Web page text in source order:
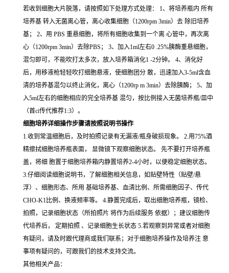
若收到细胞大片脱落，请按照如下处理方式处理： 1、将培养瓶内 所有
培养基 转入无菌离心管，离心收集细胞（1200rpm 3min）去 除旧培养
基； 2、用 PBS 重悬细胞，将所有细胞收集到一个离 心管中，再次离
心（1200rpm 3min）去除PBS； 3、加入1ml左右0 .25%胰酶重悬细胞，
混匀即可，不能吹打太多次，放入培养箱消化1 -2分钟。 4、消化好
后，用移液枪轻轻吹打细胞悬液，使细胞团分 散，迅速加入3-5ml含血
清的培养基混匀以终止消化，离心（1200rp m 3min）去除胰酶； 5、加
入5ml左右的细胞相应的完全培养基 混匀，按比例接入无菌培养瓶/皿中
（首ci传代推荐1:3）。
细胞培养详细操作步骤请按照说明书操作
1.收到常温细胞后，及时拍照记录有无漏液/瓶身破损现象。 2.用75%酒
精擦拭细胞培养瓶表面， 显微镜下观察细胞状态。 先不要打开培养瓶
盖，将细 胞置于细胞培养箱内静置培养2-4小时，以便稳定细胞状态。
3.仔细阅读细胞说明书，了解细胞相关信息，如贴壁特性（贴壁/悬
浮）、细胞形态、所用 基础培养基、血清比例、所需细胞因子、传代
CHO-K1比例、换液频率等。 4.静置完成后，取出细胞培养瓶，镜检、
拍照，记录细胞状态（所拍照片 将作为后续服务 依据）；建议细胞传
代培养后， 定期拍照 、记录细胞生长状态 5.若观察到异常或者对细胞
有疑问，请及时跟代理商或我们联系；对于细胞培养操作及培养注 意
事项有疑问的，可跟我们的技术支持交流。
其他相关产品：